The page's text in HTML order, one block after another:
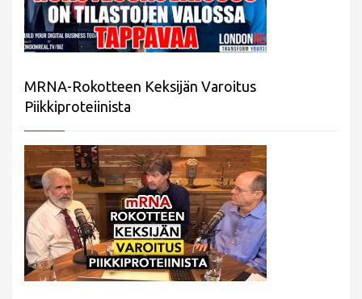
MRNA-Rokotteen Keksijän Varoitus
Piikkiproteiinista